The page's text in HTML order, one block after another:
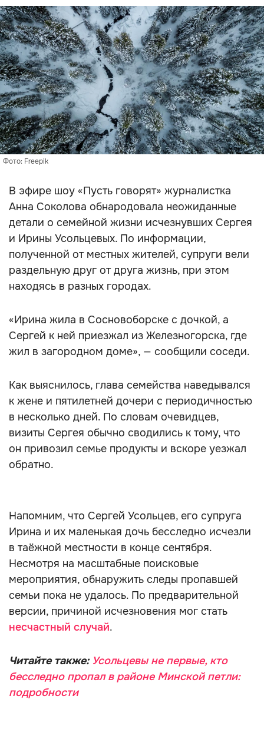
Фото: Freepik
В эфире шоу «Пусть говорят» журналистка
Анна Соколова обнародовала неожиданные
детали о семейной жизни исчезнувших Сергея
и Ирины Усольцевых. По информации,
полученной от местных жителей, супруги вели
раздельную друг от друга жизнь, при этом
находясь в разных городах.
«Ирина жила в Сосновоборске с дочкой, а
Сергей к ней приезжал из Железногорска, где
жил в загородном доме», — сообщили соседи.
Как выяснилось, глава семейства наведывался
к жене и пятилетней дочери с периодичностью
в несколько дней. По словам очевидцев,
визиты Сергея обычно сводились к тому, что
он привозил семье продукты и вскоре уезжал
обратно.
Напомним, что Сергей Усольцев, его супруга
Ирина и их маленькая дочь бесследно исчезли
в таёжной местности в конце сентября.
Несмотря на масштабные поисковые
мероприятия, обнаружить следы пропавшей
семьи пока не удалось. По предварительной
версии, причиной исчезновения мог стать
несчастный случай.
Читайте также: Усольцевы не первые, кто
бесследно пропал в районе Минской петли:
подробности